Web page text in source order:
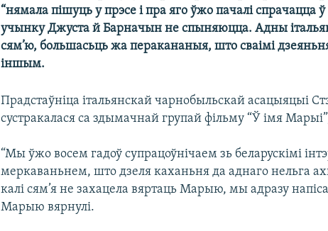
“нямала пішуць у прэсе і пра яго ўжо пачалі спрачацца ў
учынку Джуста й Барначын не спыняюцца. Адны
сям’ю, большасьць жа перакананыя, што сваімі
іншым.
Прадстаўніца італьянскай чарнобыльскай асацыяцыі
сустракалася са здымачнай групай фільму “Ў імя
“Мы ўжо восем гадоў супрацоўнічаем зь беларускімі
меркаваньнем, што дзеля каханьня да аднаго нельга
калі сям’я не захацела вяртаць Марыю, мы адразу
Марыю вярнулі.